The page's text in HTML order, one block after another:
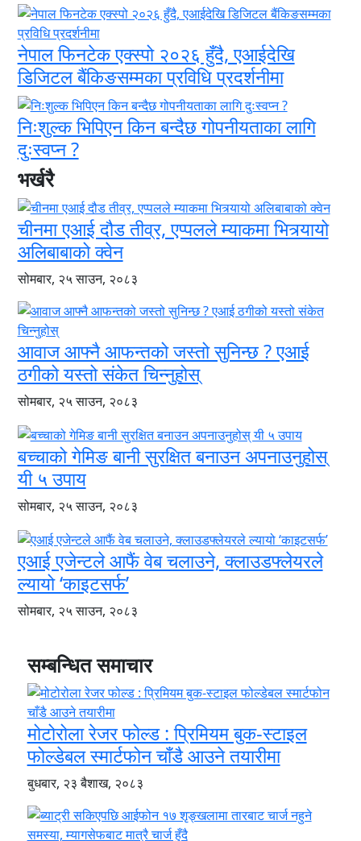
नेपाल फिनटेक एक्स्पो २०२६ हुँदै, एआईदेखि
डिजिटल बैंकिङसम्मका प्रविधि प्रदर्शनीमा
निःशुल्क भिपिएन किन बन्दैछ गोपनीयताका लागि
दुःस्वप्न ?
भर्खरै
चीनमा एआई दौड तीव्र, एप्पलले म्याकमा भित्र्यायो
अलिबाबाको क्वेन
सोमबार, २५ साउन, २०८३
आवाज आफ्नै आफन्तको जस्तो सुनिन्छ ? एआई
ठगीको यस्तो संकेत चिन्नुहोस्
सोमबार, २५ साउन, २०८३
बच्चाको गेमिङ बानी सुरक्षित बनाउन अपनाउनुहोस्
यी ५ उपाय
सोमबार, २५ साउन, २०८३
एआई एजेन्टले आफैं वेब चलाउने, क्लाउडफ्लेयरले
ल्यायो ‘काइटसर्फ’
सोमबार, २५ साउन, २०८३
सम्बन्धित समाचार
मोटोरोला रेजर फोल्ड : प्रिमियम बुक-स्टाइल
फोल्डेबल स्मार्टफोन चाँडै आउने तयारीमा
बुधबार, २३ बैशाख, २०८३